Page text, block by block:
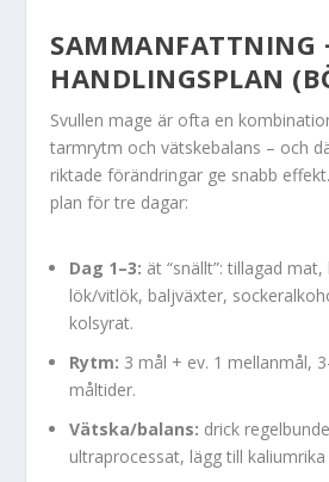
SAMMANFATTNING
HANDLINGSPLAN
Svullen mage är ofta en
tarmrytm och vätskebalans – och
riktade förändringar ge snabb
plan för tre dagar:
Dag 1–3: ät “snällt”: tillagad
lök/vitlök, baljväxter,
kolsyrat.
Rytm: 3 mål + ev. 1 mellanmål,
måltider.
Vätska/balans: drick
ultraprocessat, lägg till kaliumrika